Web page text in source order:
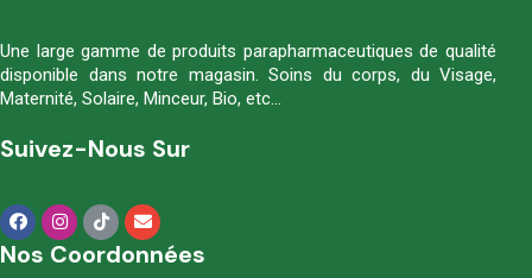
Une large gamme de produits parapharmaceutiques de qualité
disponible dans notre magasin. Soins du corps, du Visage,
Maternité, Solaire, Minceur, Bio, etc…
Suivez-Nous Sur
Nos Coordonnées